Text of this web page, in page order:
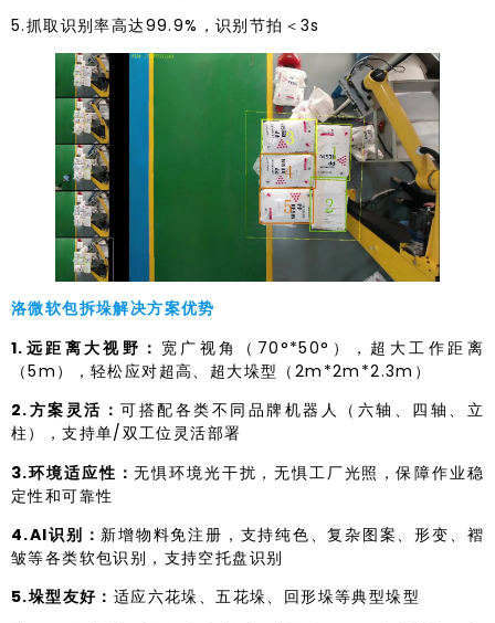
5.抓取识别率高达99.9%，识别节拍＜3s
洛微软包拆垛解决方案优势
1.远距离大视野： 宽广视角（70°*50°），超大工作距离
（5m），轻松应对超高、超大垛型（2m*2m*2.3m）
2.方案灵活：可搭配各类不同品牌机器人（六轴、四轴、立
柱），支持单/双工位灵活部署
3.环境适应性：无惧环境光干扰，无惧工厂光照，保障作业稳
定性和可靠性
4.AI识别：新增物料免注册，支持纯色、复杂图案、形变、褶
皱等各类软包识别，支持空托盘识别
5.垛型友好： 适应六花垛、五花垛、回形垛等典型垛型